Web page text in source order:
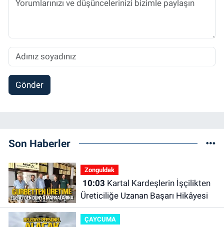
Gönder
Son Haberler
Zonguldak
10:03
Üreticiliğe Uzanan Başarı Hikâyesi
ÇAYCUMA